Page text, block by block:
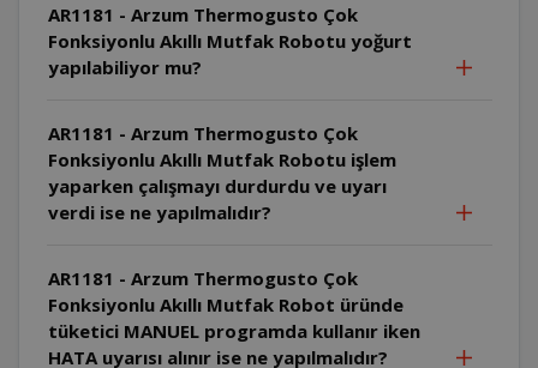
AR1181 - Arzum Thermogusto Çok
Fonksiyonlu Akıllı Mutfak Robotu yoğurt
yapılabiliyor mu?
AR1181 - Arzum Thermogusto Çok
Fonksiyonlu Akıllı Mutfak Robotu işlem
yaparken çalışmayı durdurdu ve uyarı
verdi ise ne yapılmalıdır?
AR1181 - Arzum Thermogusto Çok
Fonksiyonlu Akıllı Mutfak Robot üründe
tüketici MANUEL programda kullanır iken
HATA uyarısı alınır ise ne yapılmalıdır?